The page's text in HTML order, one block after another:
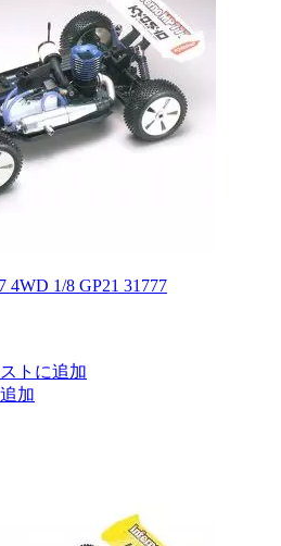
4WD 1/8 GP21 31777
トに追加
加